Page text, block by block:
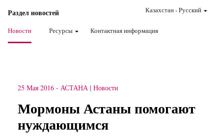
Раздел новостей
Новости Ресурсы Контактная информация
Казахстан-Pусский
25 Мая 2016 - АСТАНА Новости
Мормоны Астаны помогают
нуждающимся